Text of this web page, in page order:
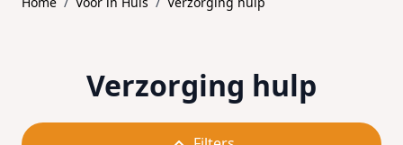
Verzorging hulp